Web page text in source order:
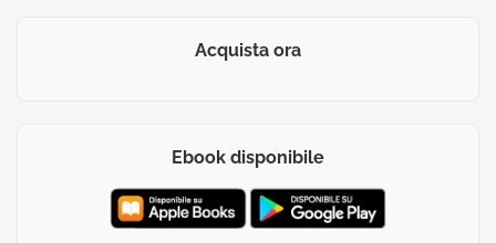
Acquista ora
Ebook disponibile